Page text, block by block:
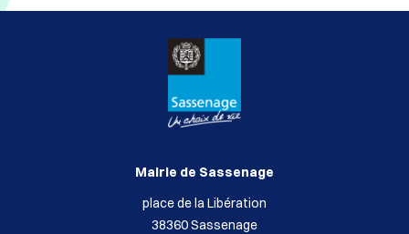
Mairie de Sassenage
place de la Libération
38360 Sassenage